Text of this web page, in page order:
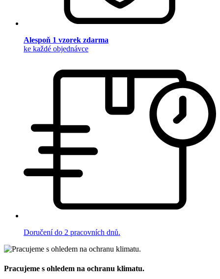
Alespoň 1 vzorek zdarma
ke každé objednávce
Doručení do 2 pracovních dnů.
Pracujeme s ohledem na ochranu klimatu.